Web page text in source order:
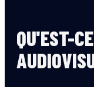
QU'EST-